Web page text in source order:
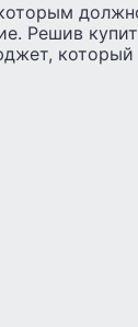
Решив
который